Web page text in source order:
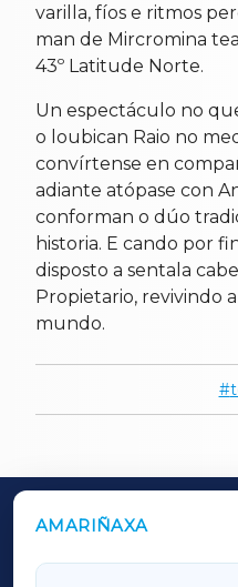
varilla, fíos e ritmos
man de Mircromina
43º Latitude Norte.
Un espectáculo no
o loubican Raio no
convírtense en
adiante atópase con
conforman o dúo
historia. E cando por
disposto a sentala
Propietario, revivindo
mundo.
AMARIÑAXA
OUTROS